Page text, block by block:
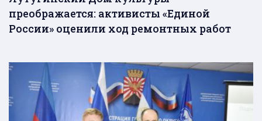
преображается: активисты «Единой
России» оценили ход ремонтных работ